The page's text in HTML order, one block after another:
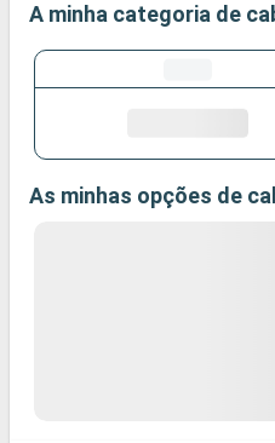
A minha categoria de
As minhas opções de